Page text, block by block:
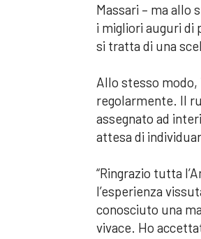
Massari – ma
i migliori auguri di
si tratta di una
Allo stesso
regolarmente. Il
assegnato ad
attesa di
“Ringrazio tutta
l’esperienza
conosciuto una
vivace. Ho